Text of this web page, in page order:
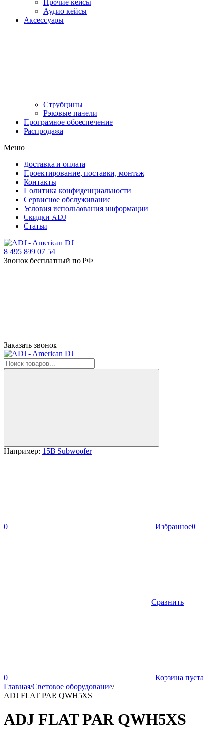
Прочие кейсы
Аудио кейсы
Аксессуары
Струбцины
Рэковые панели
Програмное обоеспечение
Распродажа
Меню
Доставка и оплата
Проектирование, поставки, монтаж
Контакты
Политика конфиденциальности
Сервисное обслуживание
Условия использования информации
Скидки ADJ
Статьи
8 495 899 07 54
Звонок бесплатный по РФ
Заказать звонок
Например: 15B Subwoofer
0 Избранное0
Сравнить
0
Корзина пуста
Главная/Световое оборудование/
ADJ FLAT PAR QWH5XS
ADJ FLAT PAR QWH5XS